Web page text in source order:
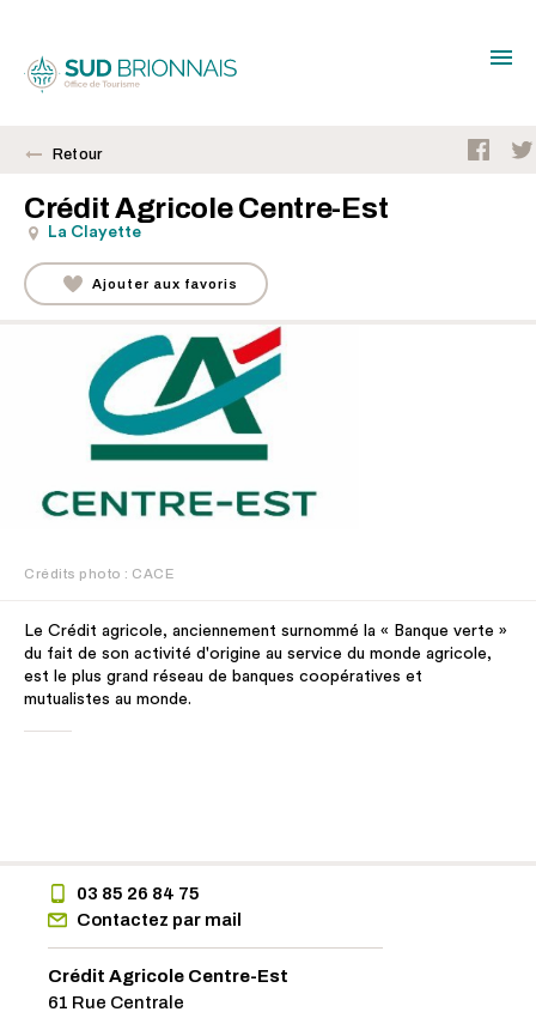
Retour
Crédit Agricole Centre-Est
La Clayette
Ajouter aux favoris
Crédits photo : CACE
Le Crédit agricole, anciennement surnommé la « Banque verte »
du fait de son activité d'origine au service du monde agricole,
est le plus grand réseau de banques coopératives et
mutualistes au monde.
03 85 26 84 75
Contactez par mail
Crédit Agricole Centre-Est
61 Rue Centrale